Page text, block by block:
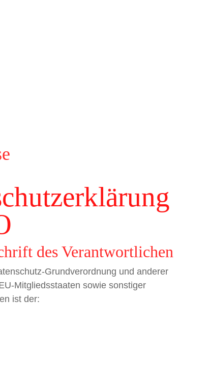
des Verantwortlichen
Grundverordnung und anderer
Mitgliedsstaaten sowie sonstiger
ist der: